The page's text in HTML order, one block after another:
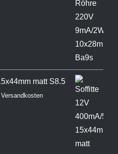
matt S8.5
Versandkosten